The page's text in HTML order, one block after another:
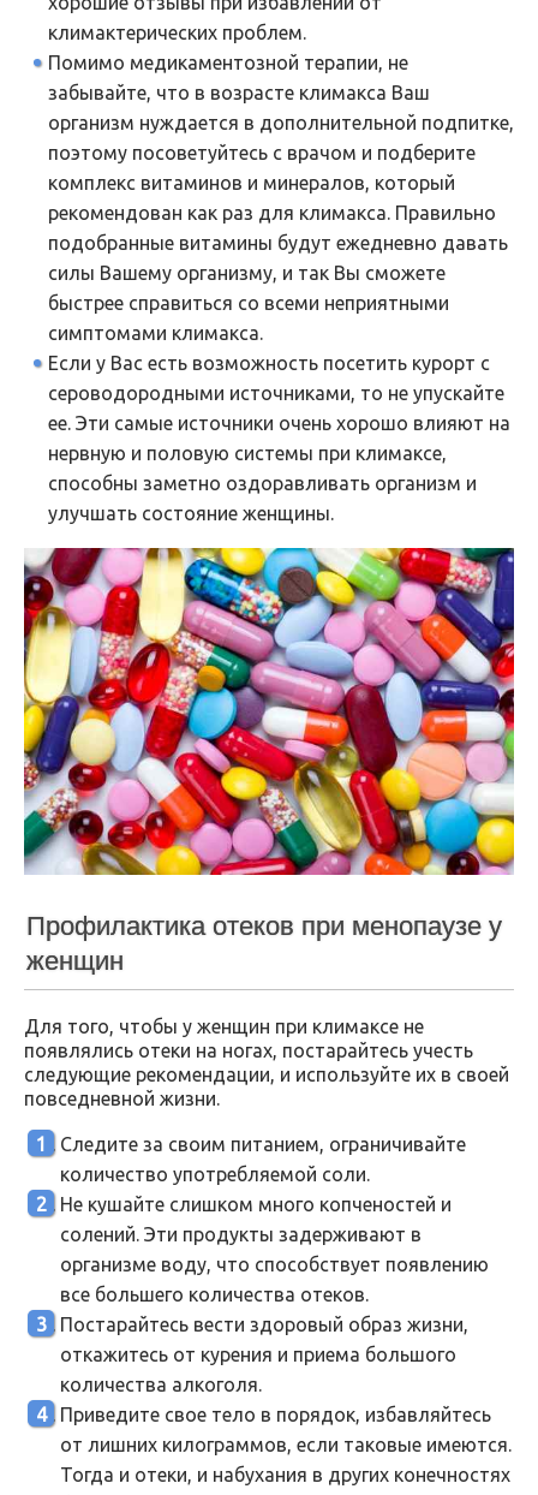
климактерических проблем.
Помимо медикаментозной терапии, не
забывайте, что в возрасте климакса Ваш
организм нуждается в дополнительной подпитке,
поэтому посоветуйтесь с врачом и подберите
комплекс витаминов и минералов, который
рекомендован как раз для климакса. Правильно
подобранные витамины будут ежедневно давать
силы Вашему организму, и так Вы сможете
быстрее справиться со всеми неприятными
симптомами климакса.
Если у Вас есть возможность посетить курорт с
сероводородными источниками, то не упускайте
ее. Эти самые источники очень хорошо влияют на
нервную и половую системы при климаксе,
способны заметно оздоравливать организм и
улучшать состояние женщины.
Профилактика отеков при менопаузе у
женщин
Для того, чтобы у женщин при климаксе не
появлялись отеки на ногах, постарайтесь учесть
следующие рекомендации, и используйте их в своей
повседневной жизни.
Следите за своим питанием, ограничивайте
количество употребляемой соли.
Не кушайте слишком много копченостей и
солений. Эти продукты задерживают в
организме воду, что способствует появлению
все большего количества отеков.
Постарайтесь вести здоровый образ жизни,
откажитесь от курения и приема большого
количества алкоголя.
Приведите свое тело в порядок, избавляйтесь
от лишних килограммов, если таковые имеются.
Тогда и отеки, и набухания в других конечностях